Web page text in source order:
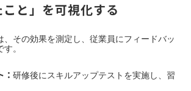
と」を可視化する
、その効果を測定し、従業員にフィードバッ
。
研修後にスキルアップテストを実施し、習